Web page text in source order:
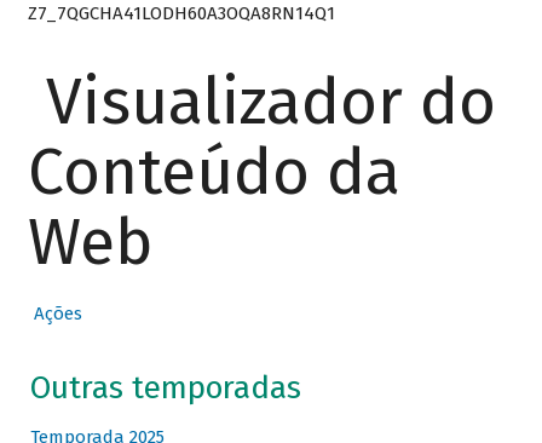
Z7_7QGCHA41LODH60A3OQA8RN14Q1
Visualizador do
Conteúdo da
Web
Ações
Outras temporadas
Temporada 2025